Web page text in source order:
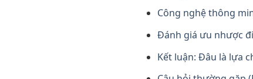
Công nghệ thông
Đánh giá ưu nhược
Kết luận: Đâu là lựa